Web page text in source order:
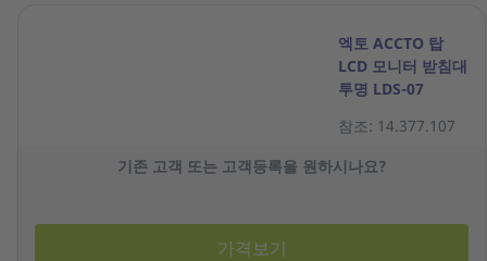
엑토 ACCTO 탑
LCD 모니터 받침대
투명 LDS-07
참조: 14.377.107
기존 고객 또는 고객등록을 원하시나요?
가격보기